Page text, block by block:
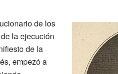
de los
la ejecución
de la
empezó a